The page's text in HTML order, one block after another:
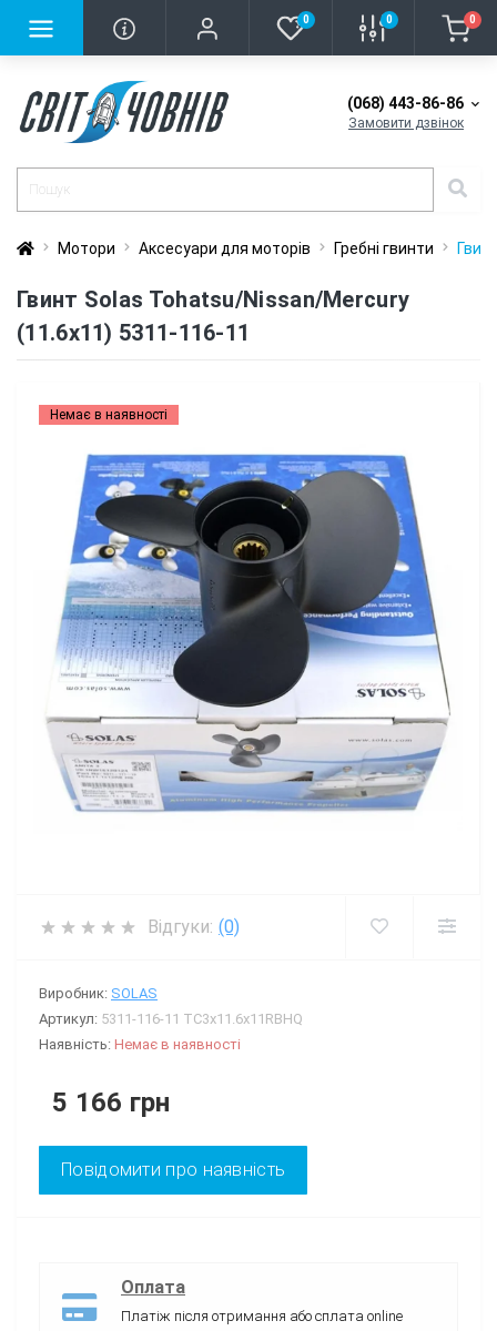
0 0 0
(068) 443-86-86
Замовити дзвінок
Мотори Аксесуари для моторів Гребні гвинти
Гвинт Solas Tohatsu/Nissan/Mercury
(11.6x11) 5311-116-11
Немає в наявності
Відгуки: (0)
Виробник: SOLAS
Артикул: 5311-116-11 ТC3x11.6x11RBHQ
Наявність: Немає в наявності
5 166 грн
Повідомити про наявність
Оплата
Платіж після отримання або сплата online